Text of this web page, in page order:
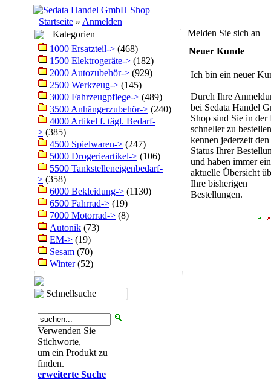
Startseite » Anmelden
Kategorien
1000 Ersatzteil-> (468)
1500 Elektrogeräte-> (182)
2000 Autozubehör-> (929)
2500 Werkzeug-> (145)
3000 Fahrzeugpflege-> (489)
3500 Anhängerzubehör-> (240)
4000 Artikel f. tägl. Bedarf-
> (385)
4500 Spielwaren-> (247)
5000 Drogerieartikel-> (106)
5500 Tankstelleneigenbedarf-
> (358)
6000 Bekleidung-> (1130)
6500 Fahrrad-> (19)
7000 Motorrad-> (8)
Autonik (73)
EM-> (19)
Sesam (70)
Winter(52)
Schnellsuche
Verwenden Sie
Stichworte,
um ein Produkt zu
finden.
erweiterte Suche
Melden Sie sich an
Neuer Kunde
Ich bin ein neuer
Durch Ihre
bei Sedata Handel
Shop sind Sie in der
schneller zu
kennen jederzeit den
Status Ihrer
und haben immer
aktuelle Übersicht
Ihre bisherigen
Bestellungen.